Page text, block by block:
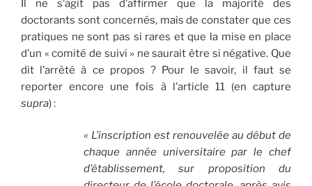
Il ne s’agit pas d’affirmer que la majorité des
doctorants sont concernés, mais de constater que ces
pratiques ne sont pas si rares et que la mise en place
d’un « comité de suivi » ne saurait être si négative. Que
dit l’arrêté à ce propos ? Pour le savoir, il faut se
reporter encore une fois à l’article 11 (en capture
supra) :
« L’inscription est renouvelée au début de
chaque année universitaire par le chef
d’établissement, sur proposition du